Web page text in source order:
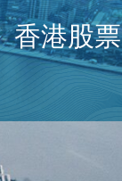
國泰海通證券
香港股票